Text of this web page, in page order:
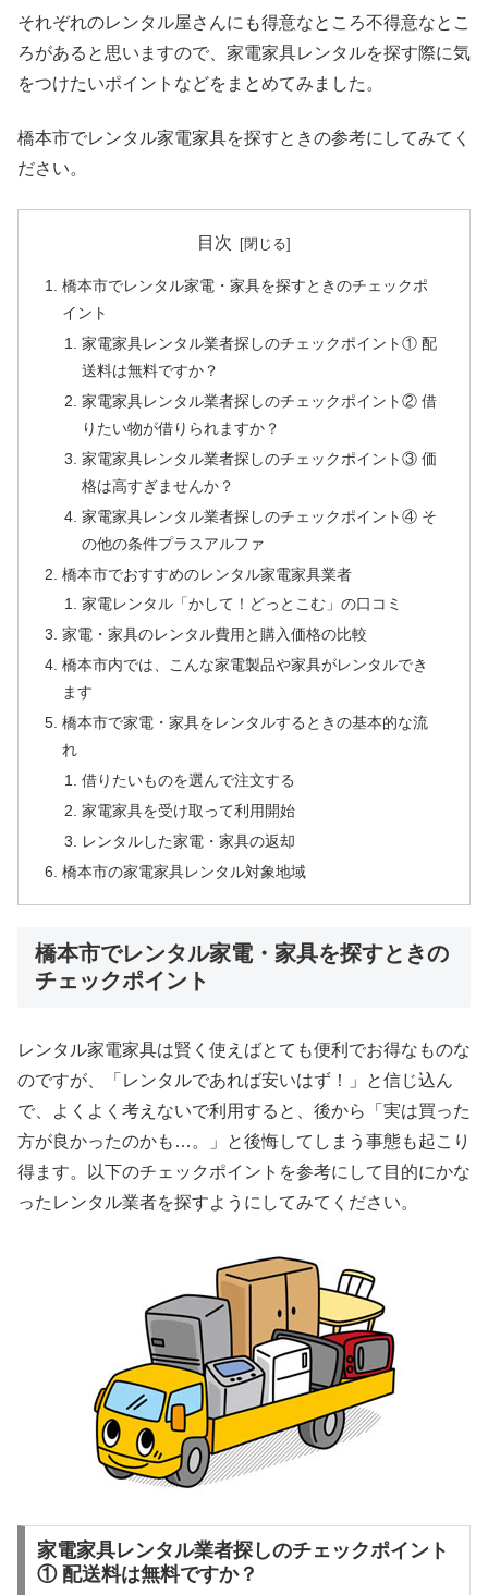
それぞれのレンタル屋さんにも得意なところ不得意なとこ
ろがあると思いますので、家電家具レンタルを探す際に気
をつけたいポイントなどをまとめてみました。
橋本市でレンタル家電家具を探すときの参考にしてみてく
ださい。
目次
橋本市でレンタル家電・家具を探すときのチェックポ
イント
家電家具レンタル業者探しのチェックポイント① 配
送料は無料ですか？
家電家具レンタル業者探しのチェックポイント② 借
りたい物が借りられますか？
家電家具レンタル業者探しのチェックポイント③ 価
格は高すぎませんか？
家電家具レンタル業者探しのチェックポイント④ そ
の他の条件プラスアルファ
橋本市でおすすめのレンタル家電家具業者
家電レンタル「かして！どっとこむ」の口コミ
家電・家具のレンタル費用と購入価格の比較
橋本市内では、こんな家電製品や家具がレンタルでき
ます
橋本市で家電・家具をレンタルするときの基本的な流
れ
借りたいものを選んで注文する
家電家具を受け取って利用開始
レンタルした家電・家具の返却
橋本市の家電家具レンタル対象地域
橋本市でレンタル家電・家具を探すときの
チェックポイント
レンタル家電家具は賢く使えばとても便利でお得なものな
のですが、「レンタルであれば安いはず！」と信じ込ん
で、よくよく考えないで利用すると、後から「実は買った
方が良かったのかも…。」と後悔してしまう事態も起こり
得ます。以下のチェックポイントを参考にして目的にかな
ったレンタル業者を探すようにしてみてください。
家電家具レンタル業者探しのチェックポイント
① 配送料は無料ですか？